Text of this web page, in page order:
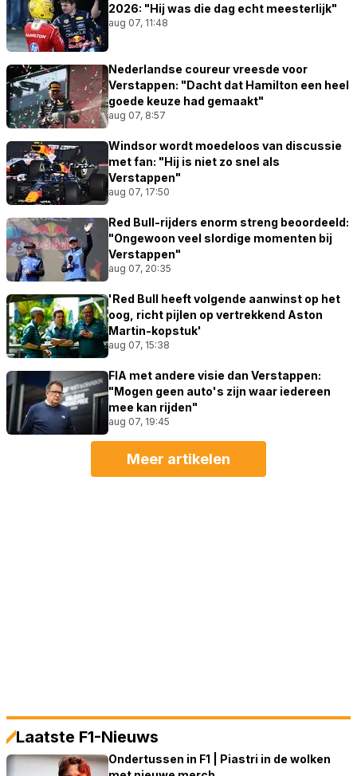
2026: "Hij was die dag echt meesterlijk"
aug 07, 11:48
Nederlandse coureur vreesde voor
Verstappen: "Dacht dat Hamilton een heel
goede keuze had gemaakt"
aug 07, 8:57
Windsor wordt moedeloos van discussie
met fan: "Hij is niet zo snel als
Verstappen"
aug 07, 17:50
Red Bull-rijders enorm streng beoordeeld:
"Ongewoon veel slordige momenten bij
Verstappen"
aug 07, 20:35
'Red Bull heeft volgende aanwinst op het
oog, richt pijlen op vertrekkend Aston
Martin-kopstuk'
aug 07, 15:38
FIA met andere visie dan Verstappen:
"Mogen geen auto's zijn waar iedereen
mee kan rijden"
aug 07, 19:45
Meer artikelen
Laatste F1-Nieuws
Ondertussen in F1 | Piastri in de wolken